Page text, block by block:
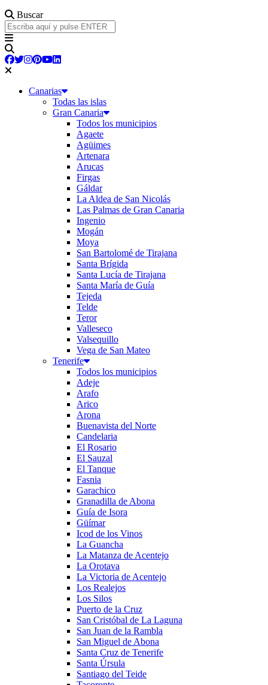
Buscar
Canarias
Todas las islas
Gran Canaria
Todos los municipios
Agaete
Agüimes
Artenara
Arucas
Firgas
Gáldar
La Aldea de San Nicolás
Las Palmas de Gran Canaria
Ingenio
Mogán
Moya
San Bartolomé de Tirajana
Santa Brígida
Santa Lucía de Tirajana
Santa María de Guía
Tejeda
Telde
Teror
Valleseco
Valsequillo
Vega de San Mateo
Tenerife
Todos los municipios
Adeje
Arafo
Arico
Arona
Buenavista del Norte
Candelaria
El Rosario
El Sauzal
El Tanque
Fasnia
Garachico
Granadilla de Abona
Guía de Isora
Güímar
Icod de los Vinos
La Guancha
La Matanza de Acentejo
La Orotava
La Victoria de Acentejo
Los Realejos
Los Silos
Puerto de la Cruz
San Cristóbal de La Laguna
San Juan de la Rambla
San Miguel de Abona
Santa Cruz de Tenerife
Santa Úrsula
Santiago del Teide